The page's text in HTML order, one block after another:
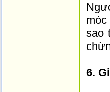
sao
6.